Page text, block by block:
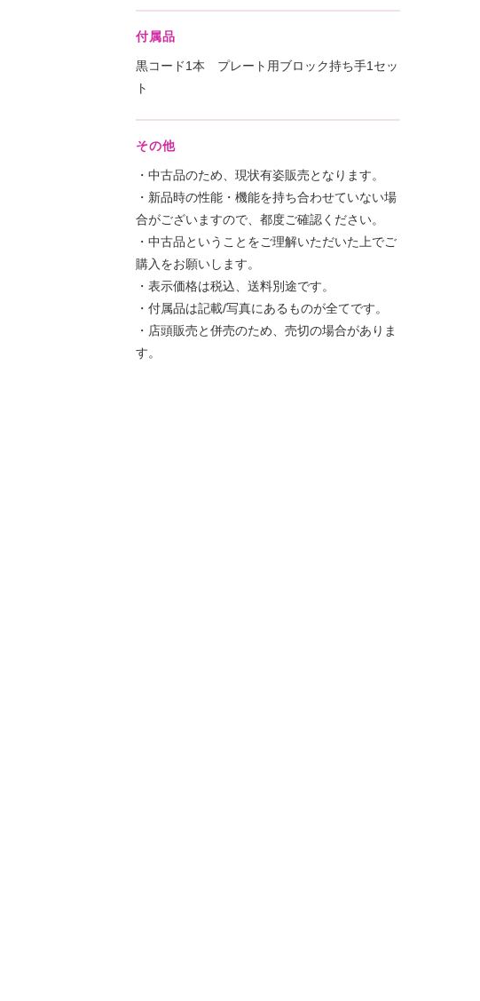
付属品
黒コード1本 プレート用ブロック持ち手1セッ
ト
その他
・中古品のため、現状有姿販売となります。
・新品時の性能・機能を持ち合わせていない場
合がございますので、都度ご確認ください。
・中古品ということをご理解いただいた上でご
購入をお願いします。
・表示価格は税込、送料別途です。
・付属品は記載/写真にあるものが全てです。
・店頭販売と併売のため、売切の場合がありま
す。